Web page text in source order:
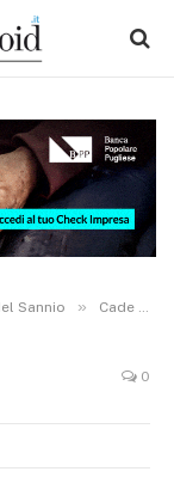
Sannio » Cade con lo scooterone sull’asfalto, grave 56enne
0